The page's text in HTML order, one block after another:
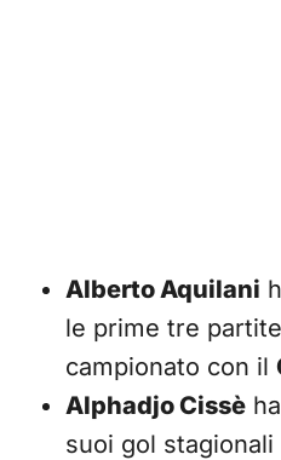
Alberto Aquilani
le prime tre
campionato con il
Alphadjo Cissè
suoi gol